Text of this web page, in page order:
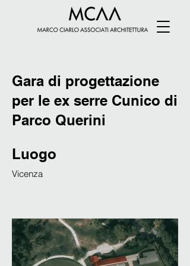
Gara di progettazione
per le ex serre Cunico di
Parco Querini
Luogo
Vicenza